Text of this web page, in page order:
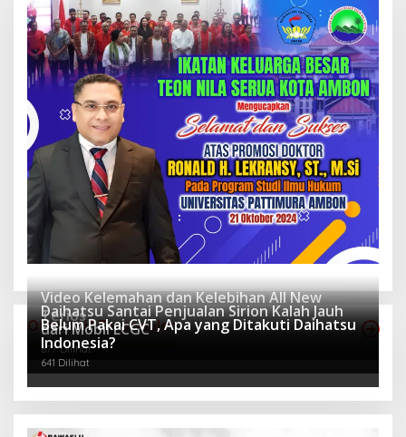
Otomotif Terpopuler
Video Kelemahan dan Kelebihan All New
Terios
940 Dilihat
Daihatsu Santai Penjualan Sirion Kalah Jauh
dari Mobil LCGC
677 Dilihat
Belum Pakai CVT, Apa yang Ditakuti Daihatsu
Indonesia?
641 Dilihat